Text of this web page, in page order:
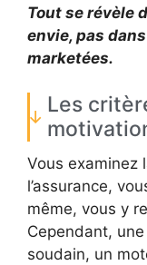
Tout se révèle
envie, pas
marketées.
Les
Vous examinez
l’assurance,
même, vous y
Cependant,
soudain, un